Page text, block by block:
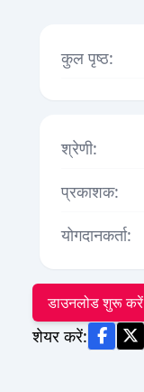
कुल पृष्ठ:
श्रेणी:
प्रकाशक:
योगदानकर्ता:
डाउनलोड शुरू करें
शेयर करें: